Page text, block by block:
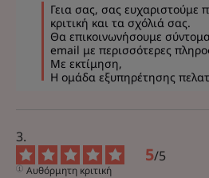
Γεια σας, σας ευχαριστούμε
κριτική και τα σχόλιά σας.
Θα επικοινωνήσουμε
email με περισσότερες
Με εκτίμηση,
Η ομάδα εξυπηρέτησης
5/5
Αυθόρμητη κριτική